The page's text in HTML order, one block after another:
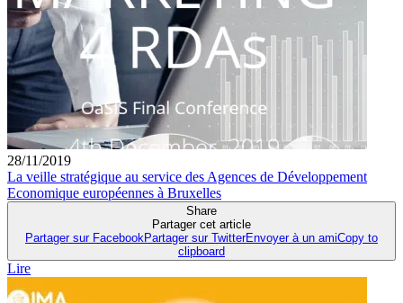
28/11/2019
La veille stratégique au service des Agences de Développement
Economique européennes à Bruxelles
Share
Partager cet article
Partager sur Facebook Partager sur TwitterEnvoyer à un amiCopy to
clipboard
Lire